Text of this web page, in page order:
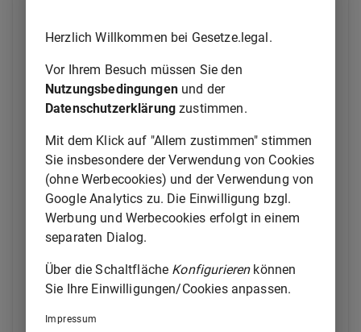
des Grundgesetzes oder eines anderen
anklagen. Der Antrag auf Erhebung der Anklage muß
von mindestens einem Viertel der Mitglieder des
Bundestages oder einem Viertel der Stimmen des
Bundesrates gestellt werden. Der Beschluß auf
Erhebung der Anklage bedarf der Mehrheit von zwei
Dritteln der Mitglieder des Bundestages oder von
zwei Dritteln der Stimmen des Bundesrates. Die
Anklage wird von einem Beauftragten der
anklagenden Körperschaft vertreten.
(2) Stellt das Bundesverfassungsgericht fest, daß der
Bundespräsident einer vorsätzlichen Verletzung des
schuldig ist, so kann es ihn des Amtes für verlustig
Herzlich Willkommen bei Gesetze.legal.
Vor Ihrem Besuch müssen Sie den
Nutzungsbedingungenund der
Datenschutzerklärung zustimmen.
Mit dem Klick auf "Allem zustimmen" stimmen
Sie insbesondere der Verwendung von Cookies
(ohne Werbecookies) und der Verwendung von
Google Analytics zu. Die Einwilligung bzgl.
Werbung und Werbecookies erfolgt in einem
separaten Dialog.
Über die Schaltfläche Konfigurierenkönnen
Sie Ihre Einwilligungen/Cookies anpassen.
Impressum